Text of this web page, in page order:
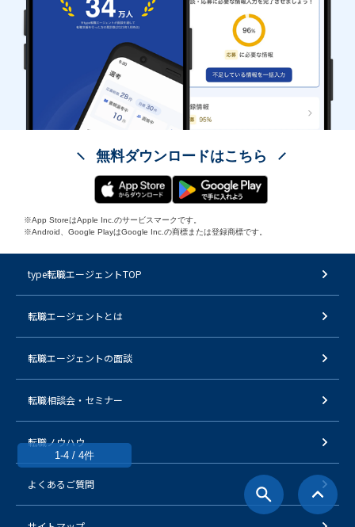
1-4 / 4件
無料ダウンロードはこちら
※App StoreはApple Inc.のサービスマークです。
※Android、Google PlayはGoogle Inc.の商標または登録商標です。
type転職エージェントTOP
転職エージェントとは
転職エージェントの面談
転職相談会・セミナー
転職ノウハウ
よくあるご質問